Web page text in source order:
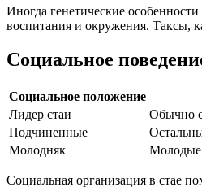
Иногда генетические
воспитания и окружения. Таксы,
Социальное
Социальное положение
Лидер стаи
Обычно
Подчиненные
Молодняк
Молодые
Социальная организация в стае